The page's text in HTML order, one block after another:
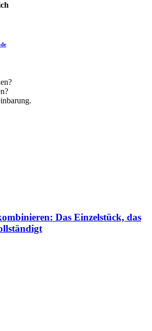
Das Einzelstück, das